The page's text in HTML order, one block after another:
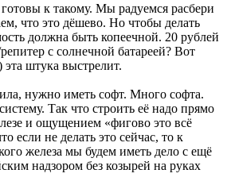
к такому. Мы радуемся расбери
что это дёшево. Но чтобы делать
должна быть копеечной. 20 рублей
с солнечной батареей? Вот
штука выстрелит.
нужно иметь софт. Много софта.
Так что строить её надо прямо
и ощущением «фигово это всё
если не делать это сейчас, то к
железа мы будем иметь дело с ещё
надзором без козырей на руках